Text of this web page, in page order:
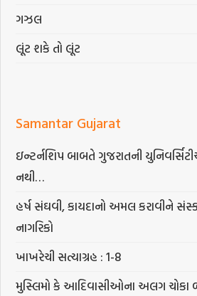
ગઝલ
લૂંટ શકે તો લૂંટ
Samantar Gujarat
ઇન્ટર્નશિપ બાબતે ગુજરાતની
નથી…
હર્ષ સંઘવી, કાયદાનો અમલ કરાવીને
નાગરિકો
ખાખરેચી સત્યાગ્રહ : 1-8
મુસ્લિમો કે આદિવાસીઓના અલગ ચોકા